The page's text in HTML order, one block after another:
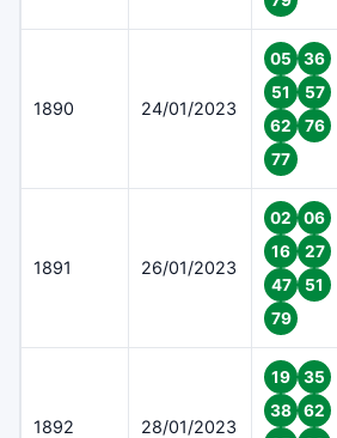
1890 24/01/2023
05
36
51
57
62
76
77
1891 26/01/2023
02
06
16
27
47
51
79
1892 28/01/2023
19
35
38
62